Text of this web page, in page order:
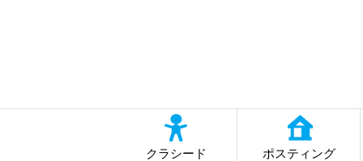
クラシード ポスティング